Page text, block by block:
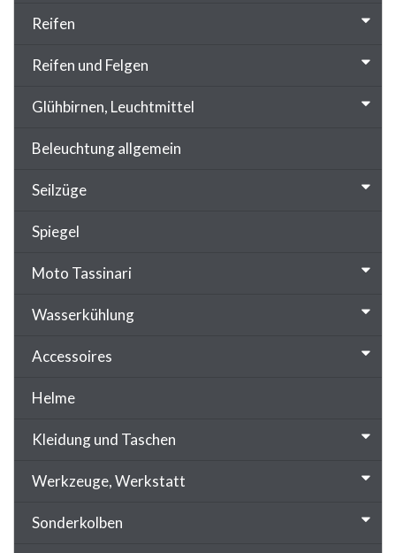
Reifen
Reifen und Felgen
Glühbirnen, Leuchtmittel
Beleuchtung allgemein
Seilzüge
Spiegel
Moto Tassinari
Wasserkühlung
Accessoires
Helme
Kleidung und Taschen
Werkzeuge, Werkstatt
Sonderkolben